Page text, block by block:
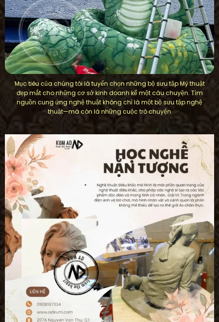
Mục tiêu của chúng tôi là tuyển chọn những bộ sưu tập Mỹ thuật
đẹp mắt cho những cơ sở kinh doanh kể một câu chuyện. Tìm
nguồn cung ứng nghệ thuật không chỉ là một bộ sưu tập nghệ
thuật—mà còn là những cuộc trò chuyện